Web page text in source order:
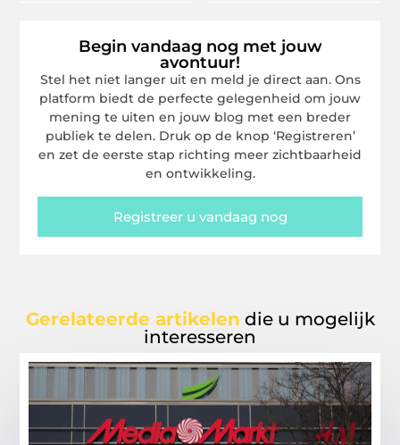
Begin vandaag nog met jouw
avontuur!
Stel het niet langer uit en meld je direct aan. Ons
platform biedt de perfecte gelegenheid om jouw
mening te uiten en jouw blog met een breder
publiek te delen. Druk op de knop ‘Registreren’
en zet de eerste stap richting meer zichtbaarheid
en ontwikkeling.
Registreer u vandaag nog
Gerelateerde artikelen die u mogelijk
interesseren